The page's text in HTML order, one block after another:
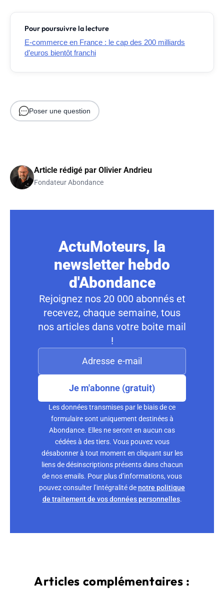
Pour poursuivre la lecture
E-commerce en France : le cap des 200 milliards
d’euros bientôt franchi
Poser une question
Article rédigé par Olivier Andrieu
Fondateur Abondance
ActuMoteurs, la
newsletter hebdo
d'Abondance
Rejoignez nos 20 000 abonnés et
recevez, chaque semaine, tous
nos articles dans votre boite mail
!
Je m'abonne (gratuit)
Les données transmises par le biais de ce
formulaire sont uniquement destinées à
Abondance. Elles ne seront en aucun cas
cédées à des tiers. Vous pouvez vous
désabonner à tout moment en cliquant sur les
liens de désinscriptions présents dans chacun
de nos emails. Pour plus d’informations, vous
pouvez consulter l’intégralité denotre politique
de traitement de vos données personnelles.
Articles complémentaires :